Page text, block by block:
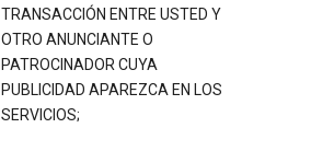
TRANSACCIÓN ENTRE USTED Y
OTRO ANUNCIANTE O
PATROCINADOR CUYA
PUBLICIDAD APAREZCA EN LOS
SERVICIOS;